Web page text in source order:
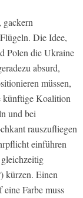
gackern
Die Idee,
Polen die Ukraine
absurd,
müssen,
künftige Koalition
und bei
rauszufliegen
einführen
kürzen. Einen
Farbe muss